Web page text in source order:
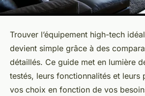
Trouver l’équipement high-tech
devient simple grâce à des
détaillés. Ce guide met en lumière
testés, leurs fonctionnalités et leurs
vos choix en fonction de vos